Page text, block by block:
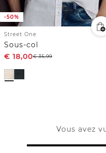
-50%
Street One
Sous-col
€ 18,00€35,99
Vous avez